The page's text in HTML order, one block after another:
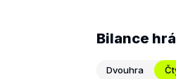
Bilance
Dvouhra